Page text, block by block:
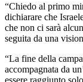
“Chiedo al primo
dichiarare che
che non ci sarà
seguita da una
“La fine della
accompagnata da
essere raggiunto